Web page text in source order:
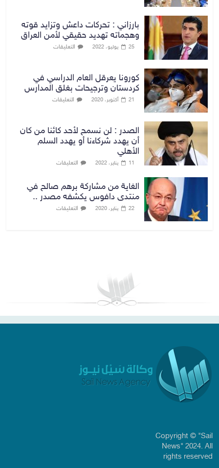
بارزاني : تحركات داعش وتزايد قوته
وهجماته تهديد حقيقي لأمن العراق
25 يوليو، 2022 التعليقات
كورونا يعرقل العام الدراسي في
كردستان وترجيحات بغلق المدارس
21 أكتوبر، 2020 التعليقات
الصدر : لن نسمح لأحد كائنا من كان
أن يهدد شركاءنا أو يهدد السلم
الأهلي
11 يناير، 2022 التعليقات
الغاية من مشاركة برهم صالح في
منتدى دافوس يكشفه مصدر ..
22 يناير، 2020 التعليقات
Copyright © "Sail
News" 2024. All
rights reserved